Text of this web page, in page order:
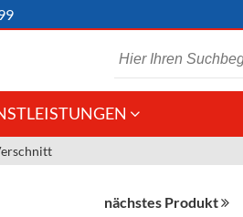
&
nächstes Produkt